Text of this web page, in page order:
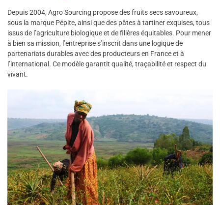
Depuis 2004, Agro Sourcing propose des fruits secs savoureux,
sous la marque Pépite, ainsi que des pâtes à tartiner exquises, tous
issus de l’agriculture biologique et de filières équitables. Pour mener
à bien sa mission, l’entreprise s’inscrit dans une logique de
partenariats durables avec des producteurs en France et à
l’international. Ce modèle garantit qualité, traçabilité et respect du
vivant.